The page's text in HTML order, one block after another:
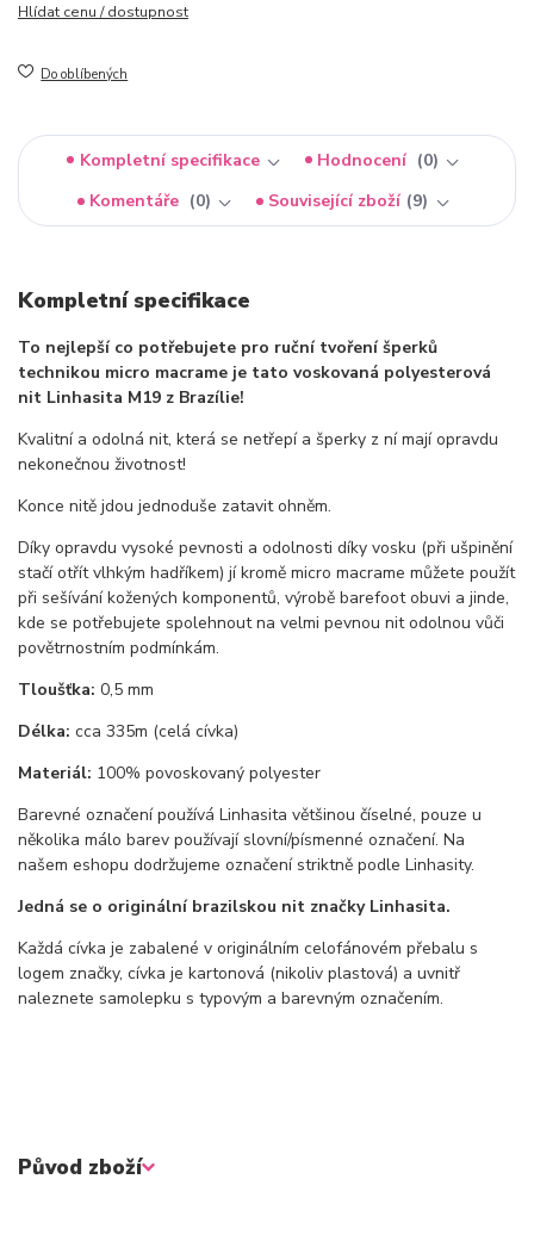
Hlídat cenu / dostupnost
Do oblíbených
Kompletní specifikace Hodnocení
0
Komentáře
0 Související zboží 9
Kompletní specifikace
To nejlepší co potřebujete pro ruční tvoření šperků
technikou micro macrame je tato voskovaná polyesterová
nit Linhasita M19 z Brazílie!
Kvalitní a odolná nit, která se netřepí a šperky z ní mají opravdu
nekonečnou životnost!
Konce nitě jdou jednoduše zatavit ohněm.
Díky opravdu vysoké pevnosti a odolnosti díky vosku (při ušpinění
stačí otřít vlhkým hadříkem) jí kromě micro macrame můžete použít
při sešívání kožených komponentů, výrobě barefoot obuvi a jinde,
kde se potřebujete spolehnout na velmi pevnou nit odolnou vůči
povětrnostním podmínkám.
Tloušťka: 0,5 mm
Délka: cca 335m (celá cívka)
Materiál: 100% povoskovaný polyester
Barevné označení používá Linhasita většinou číselné, pouze u
několika málo barev používají slovní/písmenné označení. Na
našem eshopu dodržujeme označení striktně podle Linhasity.
Jedná se o originální brazilskou nit značky Linhasita.
Každá cívka je zabalené v originálním celofánovém přebalu s
logem značky, cívka je kartonová (nikoliv plastová) a uvnitř
naleznete samolepku s typovým a barevným označením.
Původ zboží